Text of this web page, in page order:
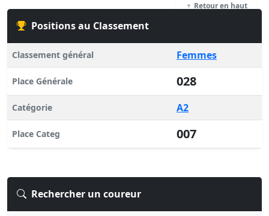
Retour en haut
Positions au Classement
Classement général Femmes
Place Générale 028
Catégorie A2
Place Categ 007
Rechercher un coureur